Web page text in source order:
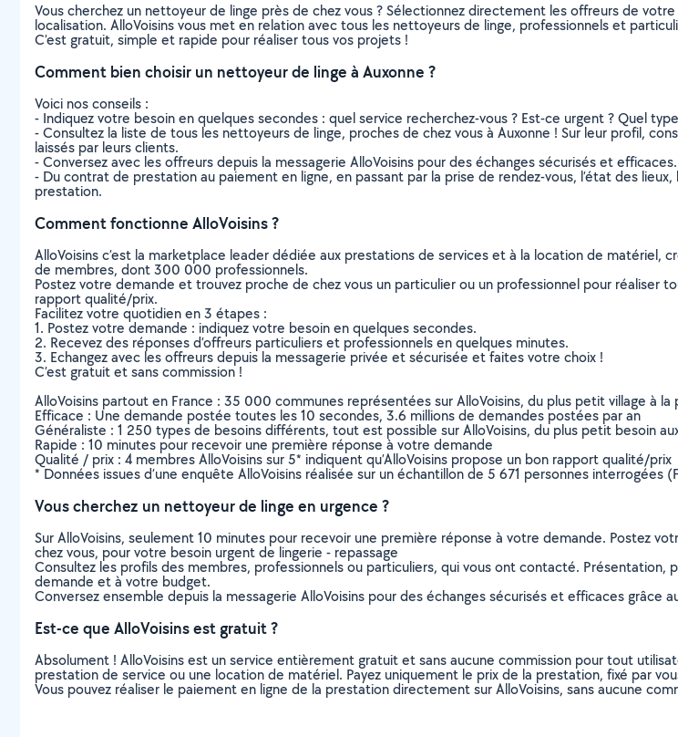
Vous cherchez un nettoyeur de linge près de chez vous ? Sélectionnez directement les offreurs de
localisation. AlloVoisins vous met en relation avec tous les nettoyeurs de linge, professionnels et
C’est gratuit, simple et rapide pour réaliser tous vos projets !
Comment bien choisir un nettoyeur de linge à Auxonne ?
Voici nos conseils :
- Indiquez votre besoin en quelques secondes : quel service recherchez-vous ? Est-ce urgent ? Quel
- Consultez la liste de tous les nettoyeurs de linge, proches de chez vous à Auxonne ! Sur leur profil,
laissés par leurs clients.
- Conversez avec les offreurs depuis la messagerie AlloVoisins pour des échanges sécurisés et efficaces.
- Du contrat de prestation au paiement en ligne, en passant par la prise de rendez-vous, l’état des
prestation.
Comment fonctionne AlloVoisins ?
AlloVoisins c’est la marketplace leader dédiée aux prestations de services et à la location de matériel,
de membres, dont 300 000 professionnels.
Postez votre demande et trouvez proche de chez vous un particulier ou un professionnel pour réaliser
rapport qualité/prix.
Facilitez votre quotidien en 3 étapes :
1. Postez votre demande : indiquez votre besoin en quelques secondes.
2. Recevez des réponses d’offreurs particuliers et professionnels en quelques minutes.
3. Echangez avec les offreurs depuis la messagerie privée et sécurisée et faites votre choix !
C’est gratuit et sans commission !
AlloVoisins partout en France : 35 000 communes représentées sur AlloVoisins, du plus petit village à
Efficace : Une demande postée toutes les 10 secondes, 3.6 millions de demandes postées par an
Généraliste : 1 250 types de besoins différents, tout est possible sur AlloVoisins, du plus petit besoin
Rapide : 10 minutes pour recevoir une première réponse à votre demande
Qualité / prix : 4 membres AlloVoisins sur 5* indiquent qu’AlloVoisins propose un bon rapport qualité/prix
* Données issues d’une enquête AlloVoisins réalisée sur un échantillon de 5 671 personnes interrogées
Vous cherchez un nettoyeur de linge en urgence ?
Sur AlloVoisins, seulement 10 minutes pour recevoir une première réponse à votre demande. Postez
chez vous, pour votre besoin urgent de lingerie - repassage
Consultez les profils des membres, professionnels ou particuliers, qui vous ont contacté.
demande et à votre budget.
Conversez ensemble depuis la messagerie AlloVoisins pour des échanges sécurisés et efficaces grâce
Est-ce que AlloVoisins est gratuit ?
Absolument ! AlloVoisins est un service entièrement gratuit et sans aucune commission pour tout
prestation de service ou une location de matériel. Payez uniquement le prix de la prestation, fixé par
Vous pouvez réaliser le paiement en ligne de la prestation directement sur AlloVoisins, sans aucune